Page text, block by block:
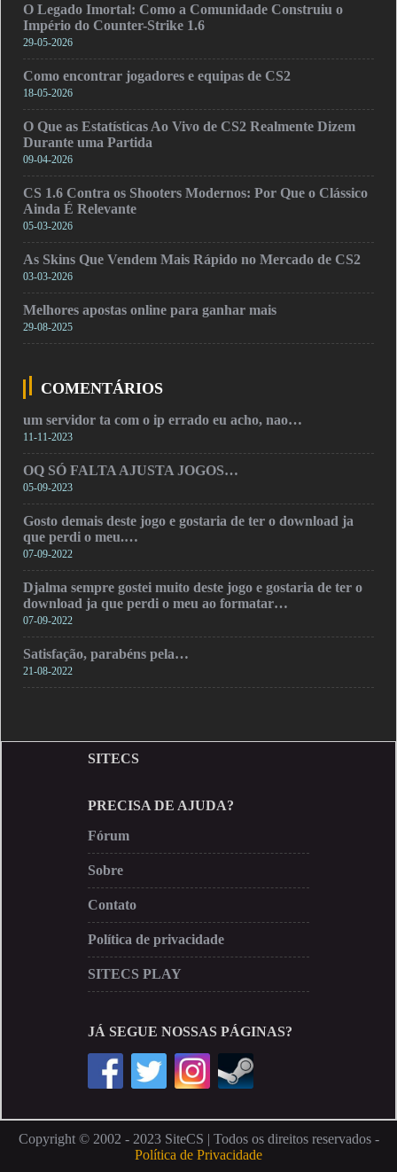
O Legado Imortal: Como a Comunidade Construiu o
Império do Counter-Strike 1.6
29-05-2026
Como encontrar jogadores e equipas de CS2
18-05-2026
O Que as Estatísticas Ao Vivo de CS2 Realmente Dizem
Durante uma Partida
09-04-2026
CS 1.6 Contra os Shooters Modernos: Por Que o Clássico
Ainda É Relevante
05-03-2026
As Skins Que Vendem Mais Rápido no Mercado de CS2
03-03-2026
Melhores apostas online para ganhar mais
29-08-2025
COMENTÁRIOS
um servidor ta com o ip errado eu acho, nao…
11-11-2023
OQ SÓ FALTA AJUSTA JOGOS…
05-09-2023
Gosto demais deste jogo e gostaria de ter o download ja
que perdi o meu.…
07-09-2022
Djalma sempre gostei muito deste jogo e gostaria de ter o
download ja que perdi o meu ao formatar…
07-09-2022
Satisfação, parabéns pela…
21-08-2022
SITECS
PRECISA DE AJUDA?
Fórum
Sobre
Contato
Política de privacidade
SITECS PLAY
JÁ SEGUE NOSSAS PÁGINAS?
Copyright © 2002 - 2023 SiteCS | Todos os direitos reservados -
Política de Privacidade